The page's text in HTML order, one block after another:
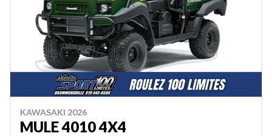
KAWASAKI 2026
MULE 4010 4X4